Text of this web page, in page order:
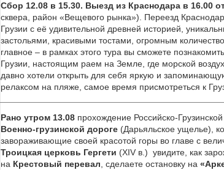
Сбор 12.08 в 15.30. Выезд из Краснодара в 16.00
сквера, район «Вещевого рынка»). Переезд
Грузии с её удивительной древней историей,
застольями, красивыми тостами, огромным
главное – в рамках этого тура вы сможете
Грузии, настоящим раем на Земле, где морской
давно хотели открыть для себя яркую и
релаксом на пляже, самое время присмотреться к
Рано утром 13.08 прохождение Российско-
Военно-грузинской дороге (Дарьяльское ущелье),
завораживающие своей красотой горы во главе с
Троицкая церковь Гергети (XIV в.) увидите, как
на Крестовый перевал , сделаете остановку на